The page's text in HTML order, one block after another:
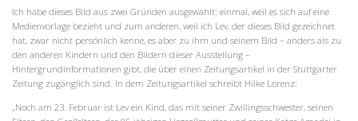
Ich habe dieses Bild aus zwei Gründen ausgewählt: einmal, weil es sich auf eine
Medienvorlage bezieht und zum anderen, weil ich Lev, der dieses Bild gezeichnet
hat, zwar nicht persönlich kenne, es aber zu ihm und seinem Bild – anders als zu
den anderen Kindern und den Bildern dieser Ausstellung –
Hintergrundinformationen gibt, die über einen Zeitungsartikel in der Stuttgarter
Zeitung zugänglich sind. In dem Zeitungsartikel schreibt Hilke Lorenz:
„Noch am 23. Februar ist Lev ein Kind, das mit seiner Zwillingsschwester, seinen